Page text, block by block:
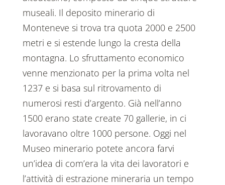
museali. Il deposito minerario di
Monteneve si trova tra quota 2000 e 2500
metri e si estende lungo la cresta della
montagna. Lo sfruttamento economico
venne menzionato per la prima volta nel
1237 e si basa sul ritrovamento di
numerosi resti d’argento. Già nell’anno
1500 erano state create 70 gallerie, in ci
lavoravano oltre 1000 persone. Oggi nel
Museo minerario potete ancora farvi
un’idea di com’era la vita dei lavoratori e
l’attività di estrazione mineraria un tempo